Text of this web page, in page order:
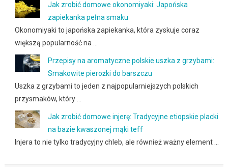
Jak zrobić domowe okonomiyaki: Japońska
zapiekanka pełna smaku
Okonomiyaki to japońska zapiekanka, która zyskuje coraz
większą popularność na …
Przepisy na aromatyczne polskie uszka z grzybami:
Smakowite pierożki do barszczu
Uszka z grzybami to jeden z najpopularniejszych polskich
przysmaków, który …
Jak zrobić domowe injerę: Tradycyjne etiopskie placki
na bazie kwaszonej mąki teff
Injera to nie tylko tradycyjny chleb, ale również ważny element …